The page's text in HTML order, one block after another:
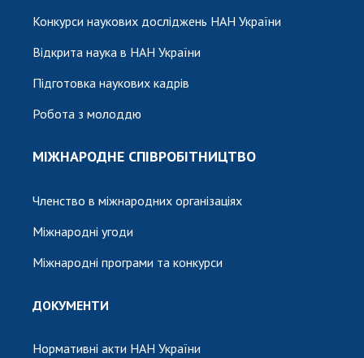
Конкурси наукових досліджень НАН України
Відкрита наука в НАН України
Підготовка наукових кадрів
Робота з молоддю
МІЖНАРОДНЕ СПІВРОБІТНИЦТВО
Членство в міжнародних організаціях
Міжнародні угоди
Міжнародні програми та конкурси
ДОКУМЕНТИ
Нормативні акти НАН України